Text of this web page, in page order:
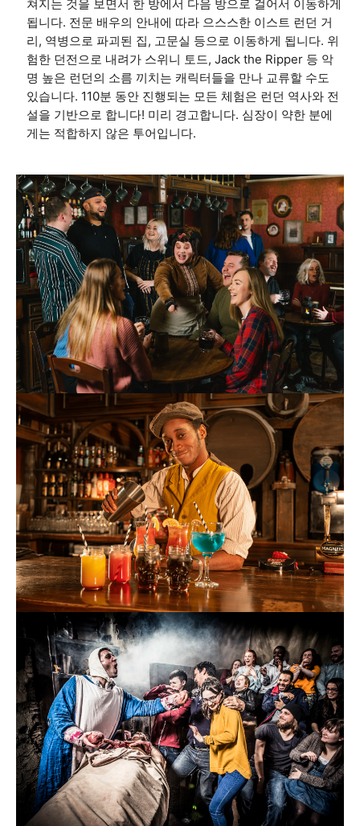
쳐지는 것을 보면서 한 방에서 다음 방으로 걸어서 이동하게
됩니다. 전문 배우의 안내에 따라 으스스한 이스트 런던 거
리, 역병으로 파괴된 집, 고문실 등으로 이동하게 됩니다. 위
험한 던전으로 내려가 스위니 토드, Jack the Ripper 등 악
명 높은 런던의 소름 끼치는 캐릭터들을 만나 교류할 수도
있습니다. 110분 동안 진행되는 모든 체험은 런던 역사와 전
설을 기반으로 합니다! 미리 경고합니다. 심장이 약한 분에
게는 적합하지 않은 투어입니다.